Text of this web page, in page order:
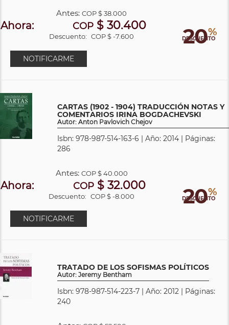
20%
DESCUENTO
Antes:COP$ 38.000
Ahora: COP $ 30.400
Descuento: COP $ -7.600
NOTIFICARME
CARTAS (1902 - 1904) TRADUCCIÓN NOTAS Y
COMENTARIOS IRINA BOGDACHEVSKI
Autor: Anton Pavlovich Chejov
Isbn: 978-987-514-163-6 | Año: 2014 | Páginas:
286
20%
DESCUENTO
Antes: COP$ 40.000
Ahora: COP $ 32.000
Descuento: COP $ -8.000
NOTIFICARME
TRATADO DE LOS SOFISMAS POLÍTICOS
Autor: Jeremy Bentham
Isbn: 978-987-514-223-7 | Año: 2012 | Páginas:
240